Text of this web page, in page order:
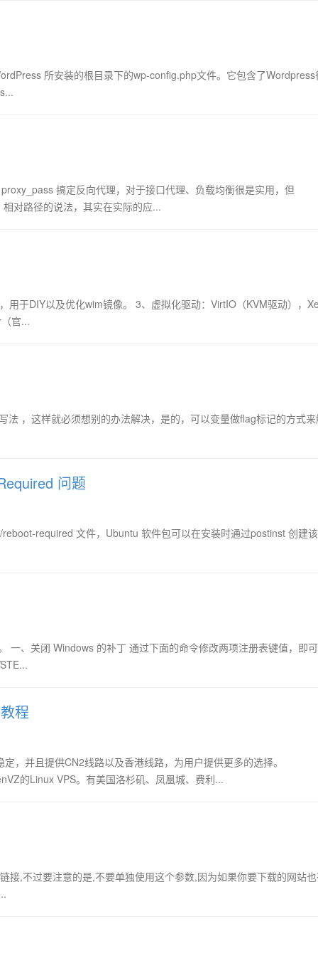
所安装的根目录下的wp-config.php文件。它包含了Wordpress
搞定反向代理，对于接口代理、负载均衡很是实用，但
对路径的说法，其实在实际的应...
于DIY以及优化wim镜像。 3、虚拟化驱动：VirtIO（KVM驱动），
官...
，这样就必须想别的办法解决，是的，可以变量做flag标记的方式来
问题
required 文件，Ubuntu 软件包可以在安装时通过postinst 创建
一、关闭 Windows 的补丁 通过下面的命令修改两项注册表键值，即
程
，并且提供CN2线路以及香港线路，为用户提供更多的选择。
的Linux VPS。有美国洛杉矶、凤凰城、费利...
,不过要注意的是,不要单独使用这个参数,因为如果你要下载的网站